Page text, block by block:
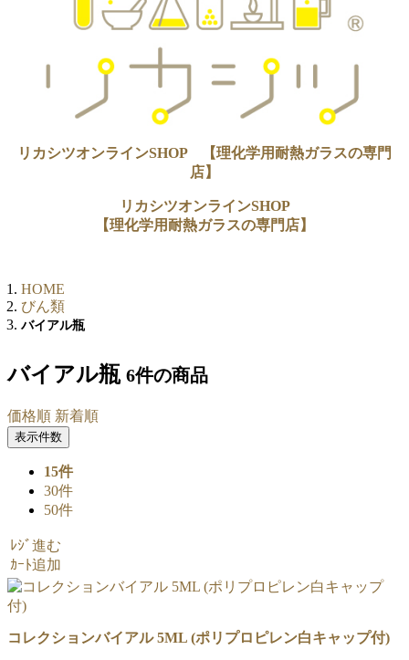
リカシツオンラインSHOP 【理化学用耐熱ガラスの専門
店】
リカシツオンラインSHOP
【理化学用耐熱ガラスの専門店】
HOME
びん類
バイアル瓶
バイアル瓶 6件の商品
価格順 新着順
表示件数
15件
30件
50件
ﾚｼﾞ進む
ｶｰﾄ追加
コレクションバイアル 5ML (ポリプロピレン白キャップ付)